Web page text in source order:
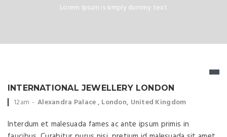
Lorem Ipsum is simply dummy text
INTERNATIONAL JEWELLERY LONDON
Event time:
12am Event location:
Alexandra Palace , London, United Kingdom
Interdum et malesuada fames ac ante ipsum primis in